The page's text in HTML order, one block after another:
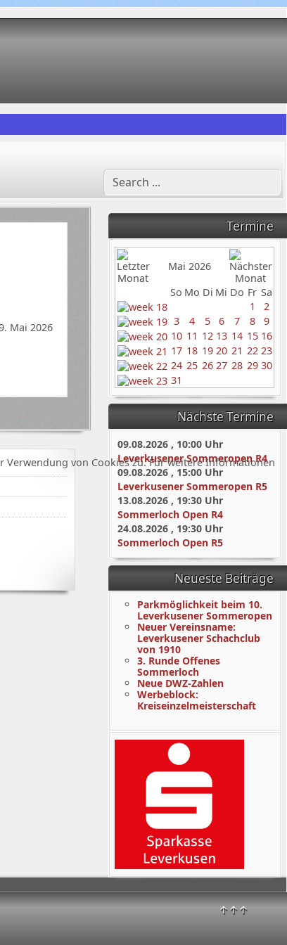
↑↑↑
Termine
Mai 2026
So Mo Di Mi Do Fr Sa
1
2
3
4 5 6 7 8
9
10 11 12 13 14 15 16
17 18 19 20 21 22 23
24 25 26 27 28 29 30
31
Nächste Termine
09.08.2026, 10:00Uhr
Leverkusener Sommeropen R4
09.08.2026, 15:00Uhr
Leverkusener Sommeropen R5
13.08.2026, 19:30Uhr
Sommerloch Open R4
24.08.2026, 19:30Uhr
Sommerloch Open R5
Neueste Beiträge
Parkmöglichkeit beim 10.
Leverkusener Sommeropen
Neuer Vereinsname:
Leverkusener Schachclub
von 1910
3. Runde Offenes
Sommerloch
Neue DWZ-Zahlen
Werbeblock:
Kreiseinzelmeisterschaft
Mai 2026
von Cookies zu. Für weitere Informationen